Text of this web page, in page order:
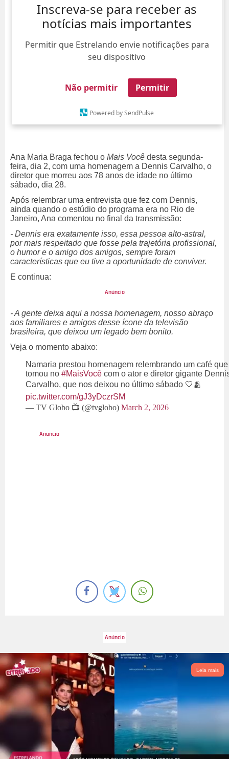
Inscreva-se para receber as
notícias mais importantes
Permitir que Estrelando envie notificações para
seu dispositivo
Não permitir Permitir
Powered by SendPulse
Ana Maria Braga fechou o Mais Você desta segunda-
feira, dia 2, com uma homenagem a Dennis Carvalho, o
diretor que morreu aos 78 anos de idade no último
sábado, dia 28.
Após relembrar uma entrevista que fez com Dennis,
ainda quando o estúdio do programa era no Rio de
Janeiro, Ana comentou no final da transmissão:
- Dennis era exatamente isso, essa pessoa alto-astral,
por mais respeitado que fosse pela trajetória profissional,
o humor e o amigo dos amigos, sempre foram
características que eu tive a oportunidade de conviver.
E continua:
- A gente deixa aqui a nossa homenagem, nosso abraço
aos familiares e amigos desse ícone da televisão
brasileira, que deixou um legado bem bonito.
Veja o momento abaixo:
Namaria prestou homenagem relembrando um café que
tomou no #MaisVocê com o ator e diretor gigante
Carvalho, que nos deixou no último sábado 🤍🫂
pic.twitter.com/gJ3yDczrSM
— TV Globo 📺 (@tvglobo) March 2, 2026
Leia mais